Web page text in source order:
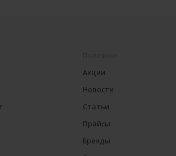
Акции
Новости
Статьи
Прайсы
Бренды